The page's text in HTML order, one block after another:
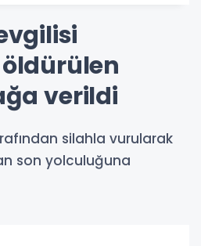
verildi
silahla vurularak
son yolculuğuna